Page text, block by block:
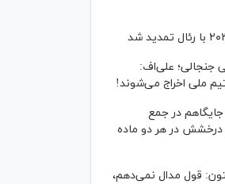
جنجالی؛ علی‌اف:
ملی اخراج می‌شوند!
در جمع
درخشش در هر دو ماده
قول مدال نمی‌دهم،